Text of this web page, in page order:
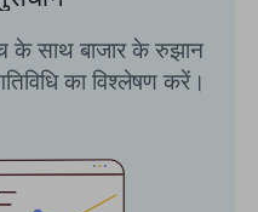
के साथ बाजार के रुझान
का विश्लेषण करें।